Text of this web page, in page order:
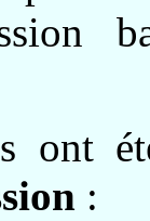
ont
: